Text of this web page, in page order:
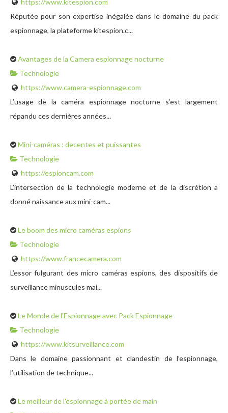
https://www.kitespion.com
Réputée pour son expertise inégalée dans le domaine du pack
espionnage, la plateforme kitespion.c...
Avantages de la Camera espionnage nocturne
Technologie
https://www.camera-espionnage.com
L’usage de la caméra espionnage nocturne s’est largement
répandu ces dernières années...
Mini-caméras : decentes et puissantes
Technologie
https://espioncam.com
L’intersection de la technologie moderne et de la discrétion a
donné naissance aux mini-cam...
Le boom des micro caméras espions
Technologie
https://www.francecamera.com
L’essor fulgurant des micro caméras espions, des dispositifs de
surveillance minuscules mai...
Le Monde de l'Espionnage avec Pack Espionnage
Technologie
https://www.kitsurveillance.com
Dans le domaine passionnant et clandestin de l’espionnage,
l’utilisation de technique...
Le meilleur de l'espionnage à portée de main